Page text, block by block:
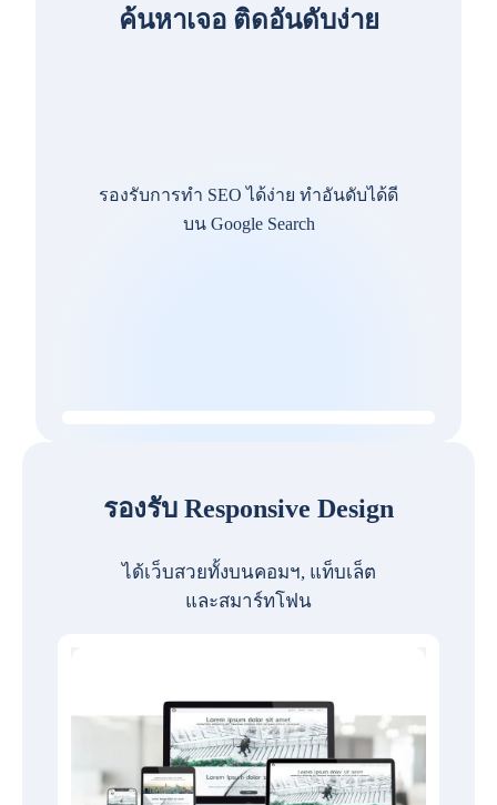
ค้นหาเจอ ติดอันดับง่าย
รองรับการทำ SEO ได้ง่าย ทำอันดับได้ดี
บน Google Search
รองรับ Responsive Design
ได้เว็บสวยทั้งบนคอมฯ, แท็บเล็ต
และสมาร์ทโฟน